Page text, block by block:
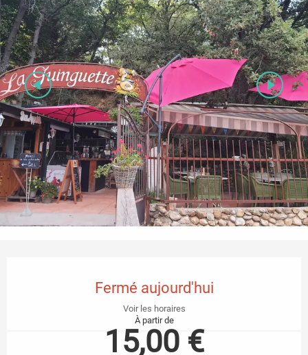
Fermé aujourd'hui
Voir les horaires
À partir de
15,00 €